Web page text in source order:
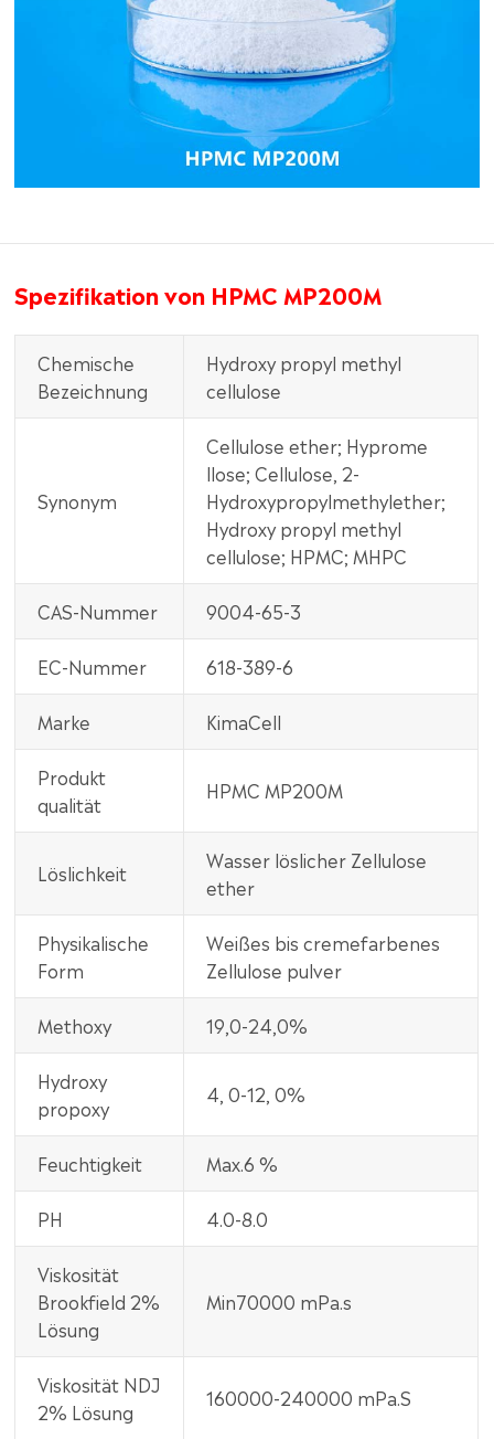
Spezifikation von HPMC MP200M
Chemische
Bezeichnung
Hydroxy propyl methyl
cellulose
Synonym
Cellulose ether; Hyprome
llose; Cellulose, 2-
Hydroxypropylmethylether;
Hydroxy propyl methyl
cellulose; HPMC; MHPC
CAS-Nummer 9004-65-3
EC-Nummer 618-389-6
Marke KimaCell
Produkt
qualität
HPMC MP200M
Löslichkeit
Wasser löslicher Zellulose
ether
Physikalische
Form
Weißes bis cremefarbenes
Zellulose pulver
Methoxy 19,0-24,0%
Hydroxy
propoxy
4, 0-12, 0%
Feuchtigkeit Max.6 %
PH 4.0-8.0
Viskosität
Brookfield 2%
Lösung
Min70000 mPa.s
Viskosität NDJ
2% Lösung
160000-240000 mPa.S